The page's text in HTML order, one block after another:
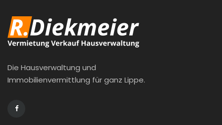
Die Hausverwaltung und
Immobilienvermittlung für ganz Lippe.